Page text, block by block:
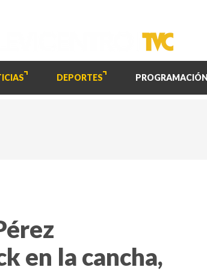
DEPORTES PROGRAMACIÓN
en la cancha,